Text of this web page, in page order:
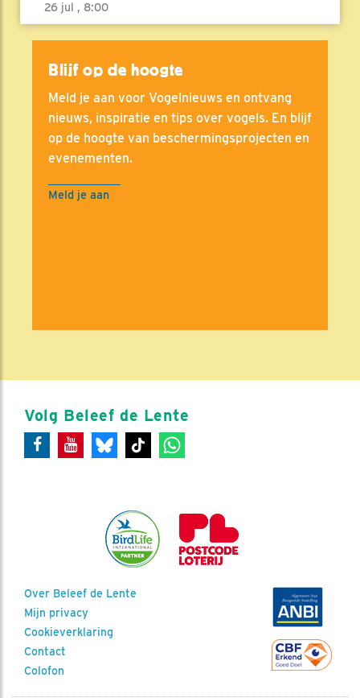
26 jul , 8:00
Blijf op de hoogte
Meld je aan voor Vogelnieuws en ontvang
nieuws, inspiratie en tips over vogels. En blijf
op de hoogte van beschermingsprojecten en
evenementen.
Meld je aan
Volg Beleef de Lente
Over Beleef de Lente
Mijn privacy
Cookieverklaring
Contact
Colofon